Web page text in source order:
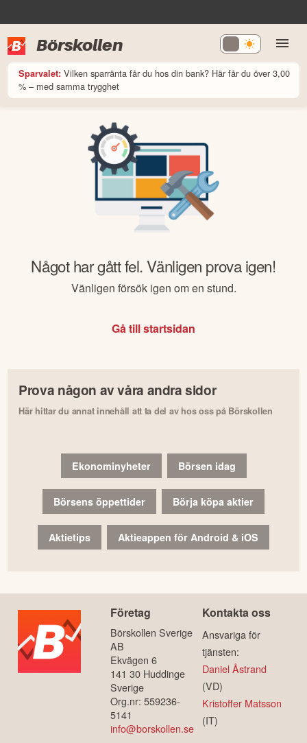
Börskollen
Sparvalet: Vilken sparränta får du hos din bank? Här får du över 3,00
% – med samma trygghet
Något har gått fel. Vänligen prova igen!
Vänligen försök igen om en stund.
Gå till startsidan
Prova någon av våra andra sidor
Här hittar du annat innehåll att ta del av hos oss på Börskollen
Ekonominyheter Börsen idag
Börsens öppettider Börja köpa aktier
Aktietips Aktieappen för Android & iOS
Företag
Börskollen Sverige
AB
Ekvägen 6
141 30 Huddinge
Sverige
Org.nr: 559236-
5141
info@borskollen.se
Kontakta oss
Ansvariga för
tjänsten:
Daniel Åstrand
(VD)
Kristoffer Matsson
(IT)